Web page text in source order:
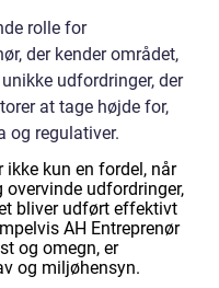
rolle for
der kender området,
udfordringer, der
at tage højde for,
og regulativer.
kun en fordel, når
udfordringer,
bliver udført effektivt
AH Entreprenør
og omegn, er
og miljøhensyn.